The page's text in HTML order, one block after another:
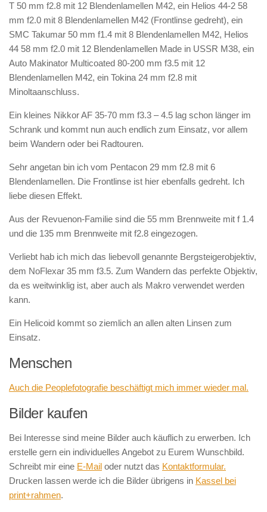
T 50 mm f2.8 mit 12 Blendenlamellen M42, ein Helios 44-2 58
mm f2.0 mit 8 Blendenlamellen M42 (Frontlinse gedreht), ein
SMC Takumar 50 mm f1.4 mit 8 Blendenlamellen M42, Helios
44 58 mm f2.0 mit 12 Blendenlamellen Made in USSR M38, ein
Auto Makinator Multicoated 80-200 mm f3.5 mit 12
Blendenlamellen M42, ein Tokina 24 mm f2.8 mit
Minoltaanschluss.
Ein kleines Nikkor AF 35-70 mm f3.3 – 4.5 lag schon länger im
Schrank und kommt nun auch endlich zum Einsatz, vor allem
beim Wandern oder bei Radtouren.
Sehr angetan bin ich vom Pentacon 29 mm f2.8 mit 6
Blendenlamellen. Die Frontlinse ist hier ebenfalls gedreht. Ich
liebe diesen Effekt.
Aus der Revuenon-Familie sind die 55 mm Brennweite mit f 1.4
und die 135 mm Brennweite mit f2.8 eingezogen.
Verliebt hab ich mich das liebevoll genannte Bergsteigerobjektiv,
dem NoFlexar 35 mm f3.5. Zum Wandern das perfekte Objektiv,
da es weitwinklig ist, aber auch als Makro verwendet werden
kann.
Ein Helicoid kommt so ziemlich an allen alten Linsen zum
Einsatz.
Menschen
Auch die Peoplefotografie beschäftigt mich immer wieder mal.
Bilder kaufen
Bei Interesse sind meine Bilder auch käuflich zu erwerben. Ich
erstelle gern ein individuelles Angebot zu Eurem Wunschbild.
Schreibt mir eine E-Mail oder nutzt das Kontaktformular.
Drucken lassen werde ich die Bilder übrigens in Kassel bei
print+rahmen.